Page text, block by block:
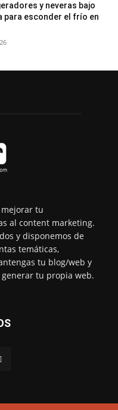
y neveras bajo
para esconder el frío en
mejorar tu
al content marketing.
y disponemos de
temáticas,
tu blog/web y
tu propia web.